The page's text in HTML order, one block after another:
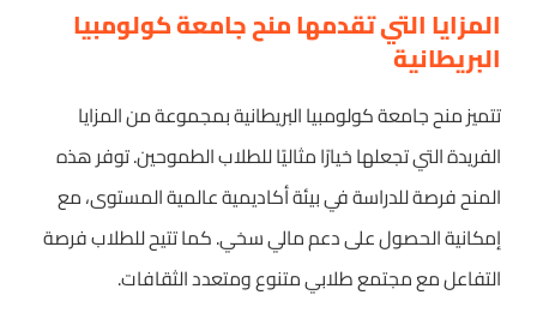
المزايا التي تقدمها منح جامعة كولومبيا
البريطانية
تتميز منح جامعة كولومبيا البريطانية بمجموعة من المزايا
الفريدة التي تجعلها خيارًا مثاليًا للطلاب الطموحين. توفر هذه
المنح فرصة للدراسة في بيئة أكاديمية عالمية المستوى، مع
إمكانية الحصول على دعم مالي سخي. كما تتيح للطلاب فرصة
التفاعل مع مجتمع طلابي متنوع ومتعدد الثقافات.